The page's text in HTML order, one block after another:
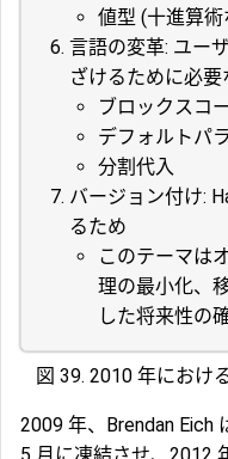
値型 (十進算
言語の変革: ユー
ざけるために必要
ブロックスコ
デフォルトパ
分割代入
バージョン付け:
るため
このテーマは
理の最小化、
した将来性の
図 39. 2010 年におけ
2009 年、Brendan Eich